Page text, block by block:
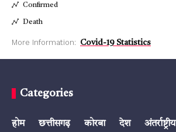
Confirmed
Death
More Information: Covid-19 Statistics
Categories
होम छत्तीसगढ़ कोरबा देश अंतर्राष्ट्रीय